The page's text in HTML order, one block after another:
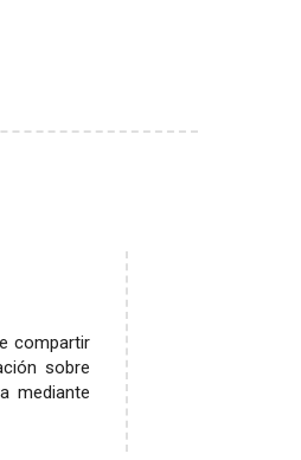
compartir
sobre
mediante